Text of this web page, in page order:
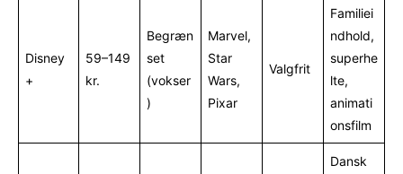
Disney
+
59–149
kr.
Begræn
set
(vokser
)
Marvel,
Star
Wars,
Pixar
Valgfrit
Familiei
ndhold,
superhe
lte,
animati
onsfilm
Dansk